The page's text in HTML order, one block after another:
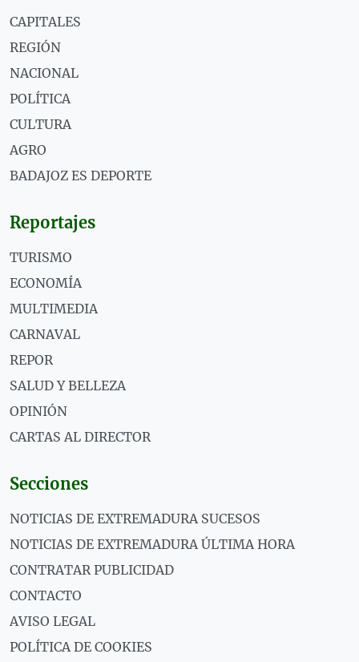
CAPITALES
REGIÓN
NACIONAL
POLÍTICA
CULTURA
AGRO
BADAJOZ ES DEPORTE
Reportajes
TURISMO
ECONOMÍA
MULTIMEDIA
CARNAVAL
REPOR
SALUD Y BELLEZA
OPINIÓN
CARTAS AL DIRECTOR
Secciones
NOTICIAS DE EXTREMADURA SUCESOS
NOTICIAS DE EXTREMADURA ÚLTIMA HORA
CONTRATAR PUBLICIDAD
CONTACTO
AVISO LEGAL
POLÍTICA DE COOKIES